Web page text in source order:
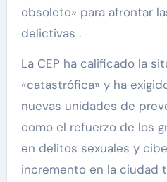
obsoleto» para afrontar
delictivas .
La CEP ha calificado la
«catastrófica» y ha
nuevas unidades de
como el refuerzo de los
en delitos sexuales y
incremento en la ciudad